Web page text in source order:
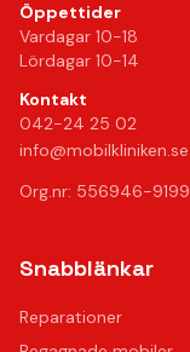
Öppettider
Vardagar 10-18
Lördagar 10-14
Kontakt
042-24 25 02
info@mobilkliniken.se
Org.nr: 556946-9199
Snabblänkar
Reparationer